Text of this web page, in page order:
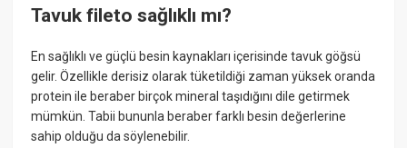
Tavuk fileto sağlıklı mı?
En sağlıklı ve güçlü besin kaynakları içerisinde tavuk göğsü
gelir. Özellikle derisiz olarak tüketildiği zaman yüksek oranda
protein ile beraber birçok mineral taşıdığını dile getirmek
mümkün. Tabii bununla beraber farklı besin değerlerine
sahip olduğu da söylenebilir.